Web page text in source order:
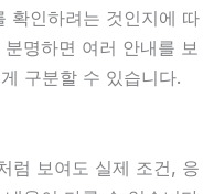
확인하려는 것인지에 따
명하면 여러 안내를 보
구분할 수 있습니다.
럼 보여도 실제 조건, 응